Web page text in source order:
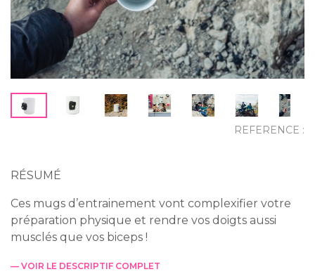
REFERENCE :
RÉSUMÉ
Ces mugs d’entrainement vont complexifier votre
préparation physique et rendre vos doigts aussi
musclés que vos biceps !
— VOIR LE DESCRIPTIF COMPLET